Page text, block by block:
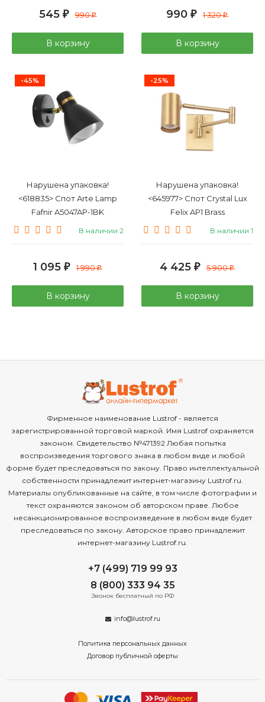
545 ₽ 990₽
В корзину
990 ₽ 1 320₽
В корзину
-45%
Нарушена упаковка!
<618835> Спот Arte Lamp
Fafnir A5047AP-1BK
В наличии 2
1 095 ₽ 1 990₽
В корзину
-25%
Нарушена упаковка!
<645977> Спот Crystal Lux
Felix AP1 Brass
В наличии 1
4 425 ₽ 5 900₽
В корзину
Фирменное наименование Lustrof - является
зарегистрированной торговой маркой. Имя Lustrof охраняется
законом. Свидетельство №471392 Любая попытка
воспроизведения торгового знака в любом виде и любой
форме будет преследоваться по закону. Право интеллектуальной
собственности принадлежит интернет-магазину Lustrof.ru.
Материалы опубликованные на сайте, в том числе фотографии и
текст охраняются законом об авторском праве. Любое
несанкционированное воспроизведение в любом виде будет
преследоваться по закону. Авторское право принадлежит
интернет-магазину Lustrof.ru.
+7 (499) 719 99 93
8 (800) 333 94 35
Звонок бесплатный по РФ
info@lustrof.ru
Политика персональных данных
Договор публичной оферты